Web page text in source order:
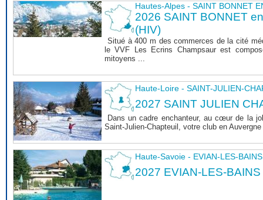
Hautes-Alpes - SAINT BONNET
2026 SAINT BONNET
(HIV)
Situé à 400 m des commerces de la cité
le VVF Les Ecrins Champsaur est
mitoyens ...
Haute-Loire - SAINT-JULIEN-
2027 SAINT JULIEN
Dans un cadre enchanteur, au cœur de la
Saint-Julien-Chapteuil, votre club en
Haute-Savoie - EVIAN-LES-BAINS
2027 EVIAN-LES-BAINS